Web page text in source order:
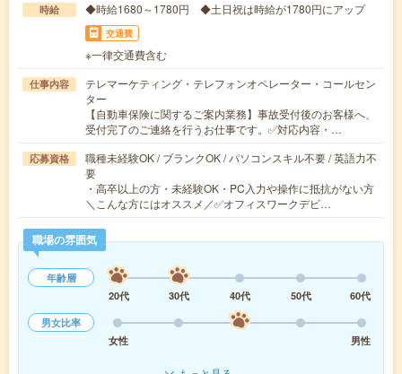
時給 ◆時給1680～1780円 ◆土日祝は時給が1780円にアップ
交通費
※一律交通費含む
仕事内容
テレマーケティング・テレフォンオペレーター・コールセン
ター
【自動車保険に関するご案内業務】事故受付後のお客様へ、
受付完了のご連絡を行うお仕事です。✅対応内容・…
応募資格
職種未経験OK / ブランクOK / パソコンスキル不要 / 英語力不
要
・高卒以上の方・未経験OK・PC入力や操作に抵抗がない方
＼こんな方にはオススメ／✅オフィスワークデビ…
職場の雰囲気
年齢層
20代
30代 40代 50代
60代
男女比率
女性
男性